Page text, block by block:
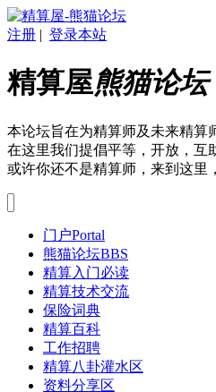
注册 | 登录本站
精算屋熊猫论坛
本论坛旨在为精算师及未来精算
在这里我们提倡平等，开放，互
或许你还不是精算师，来到这里
门户Portal
熊猫论坛BBS
精算入门必读
精算技术交流
保险词典
精算百科
工作招聘
精算八卦灌水区
资料分享区